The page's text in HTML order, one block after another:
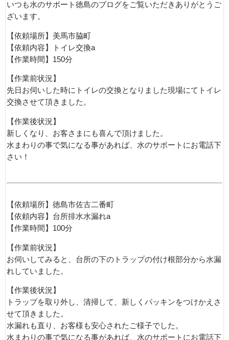
いつも水のサポート徳島のブログをご覧いただきありがとうご
ざいます。
【依頼場所】美馬市脇町
【依頼内容】トイレ交換a
【作業時間】150分
【作業前状況】
先日お伺いした時にトイレの交換となりました現場にてトイレ
交換させて頂きました。
【作業後状況】
新しくなり、お客さまにも喜んで頂けました。
水まわりの事で気になる事があれば、水のサポートにお電話下
さい！
【依頼場所】徳島市佐古二番町
【依頼内容】台所排水水漏れa
【作業時間】100分
【作業前状況】
お伺いしてみると、台所の下のトラップの付け根部分から水漏
れしていました。
【作業後状況】
トラップを取り外し、清掃して、新しくパッキンをつけかえさ
せて頂きました。
水漏れも直り、お客様も安心されたご様子でした。
水まわりの事で気になる事があれば、水のサポートにお電話下